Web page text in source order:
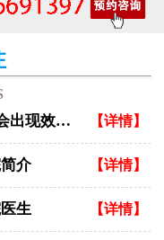
白癜风照美国308激光多久会出现效果？ 【详情】
介 【详情】
生 【详情】